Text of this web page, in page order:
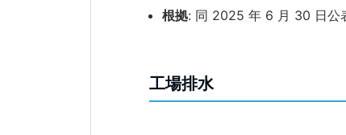
根拠: 同 2025 年 6 月 30 日公
工場排水